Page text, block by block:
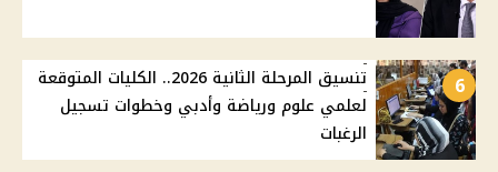
6
تنسيق المرحلة الثانية 2026.. الكليات المتوقعة
لعلمي علوم ورياضة وأدبي وخطوات تسجيل
الرغبات